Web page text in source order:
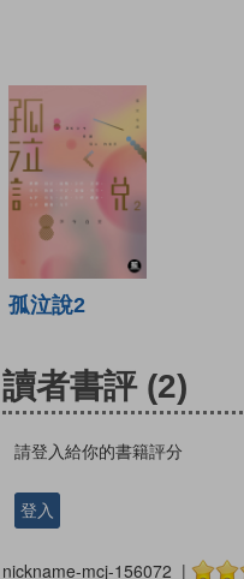
孤泣說2
讀者書評 (2)
請登入給你的書籍評分
登入
nickname-mcj-156072 |